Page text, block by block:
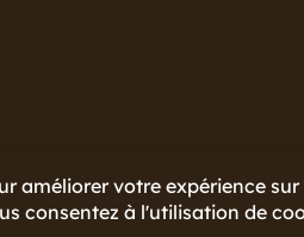
du Pays Morcenais